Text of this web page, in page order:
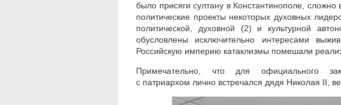
было присяги султану в Константинополе,
политические проекты некоторых духовных
политической, духовной (2) и культурной
обусловлены исключительно интересами
Российскую империю катаклизмы помешали
Примечательно, что для официального
с патриархом лично встречался дядя Николая II,